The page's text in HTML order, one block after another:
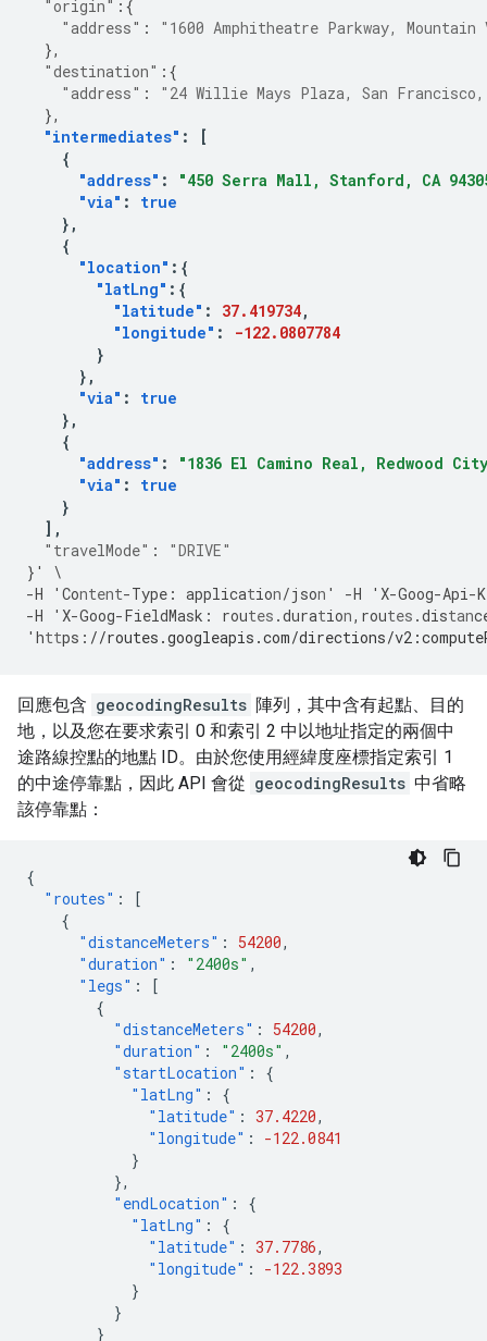
"origin" :{
"address" :
"1600 Amphitheatre Parkway, Mountain
},
"destination" :{
"address" :
"24 Willie Mays Plaza, San Francisco,
},
"intermediates" :
[
{
"address" :
"450 Serra Mall, Stanford, CA
"via" :
true
},
{
"location" :{
"latLng" :{
"latitude" : 37.419734,
"longitude" :
-122.0807784
}
},
"via" :
true
},
{
"address" :
"1836 El Camino Real, Redwood
"via" :
true
}
],
"travelMode" :
"DRIVE"
} '
\
-H 'Content-Type : application/json ' -H 'X-Goog-Api-
-H 'X-Goog-FieldMask : routes .duration, routes .distan
'https : //routes.googleapis.com/directions/
回應包含 geocodingResults 陣列，其中含有起點、目的
地，以及您在要求索引 0 和索引 2 中以地址指定的兩個中
途路線控點的地點 ID。由於您使用經緯度座標指定索引 1
的中途停靠點，因此 API 會從 geocodingResults 中省略
該停靠點：
{
"routes" :
[
{
"distanceMeters" : 54200,
"duration" : "2400s" ,
"legs" :
[
{
"distanceMeters" : 54200,
"duration" : "2400s" ,
"startLocation" :
{
"latLng" :
{
"latitude" : 37.4220,
"longitude" :
-122.0841
}
},
"endLocation" :
{
"latLng" :
{
"latitude" : 37.7786,
"longitude" :
-122.3893
}
}
}